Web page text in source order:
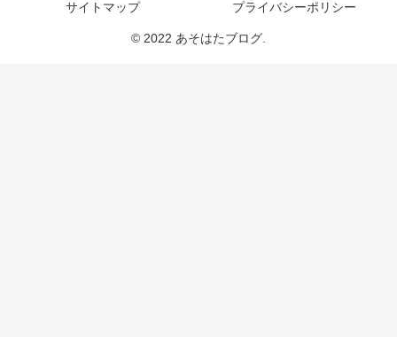
サイトマップ プライバシーポリシー
© 2022 あそはたブログ.